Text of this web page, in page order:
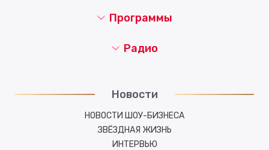
Новости
НОВОСТИ ШОУ-БИЗНЕСА
ЗВЁЗДНАЯ ЖИЗНЬ
ИНТЕРВЬЮ
Программы
Радио